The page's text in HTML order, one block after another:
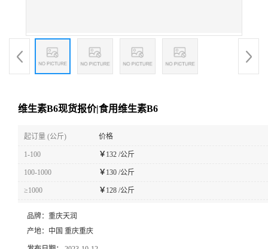
维生素B6现货报价|食用维生素B6
起订量 (公斤) 价格
1-100 ￥132 /公斤
100-1000 ￥130 /公斤
≥1000 ￥128 /公斤
品牌： 重庆天润
产地： 中国 重庆重庆